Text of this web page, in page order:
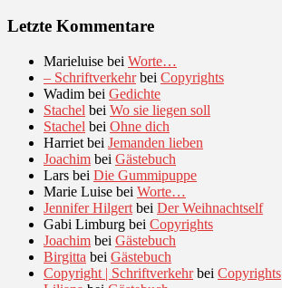
Letzte Kommentare
Marieluise bei Worte…
– Schriftverkehrbei Copyrights
Wadim bei Gedichte
Stachel bei Wo sie liegen soll
Stachel bei Ohne dich
Harriet bei Jemanden lieben
Joachim bei Gästebuch
Lars bei Die Gummipuppe
Marie Luise bei Worte…
Jennifer Hilgert bei Der Weihnachtself
Gabi Limburg bei Copyrights
Joachim bei Gästebuch
Birgitta bei Gästebuch
Copyright | Schriftverkehrbei Copyrights